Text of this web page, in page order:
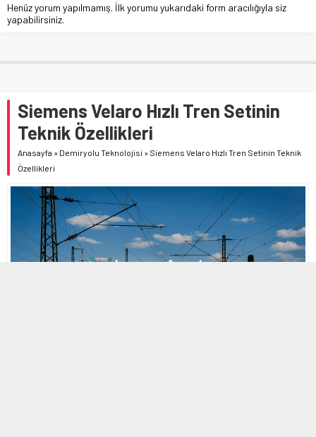
Henüz yorum yapılmamış. İlk yorumu yukarıdaki form aracılığıyla siz
yapabilirsiniz.
Siemens Velaro Hızlı Tren Setinin
Teknik Özellikleri
Anasayfa » Demiryolu Teknolojisi » Siemens Velaro Hızlı Tren Setinin Teknik
Özellikleri